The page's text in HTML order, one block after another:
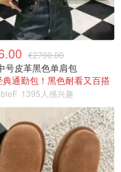
€2700.00
号皮革黑色单肩包
典通勤包！黑色耐看又百搭
1395人感兴趣